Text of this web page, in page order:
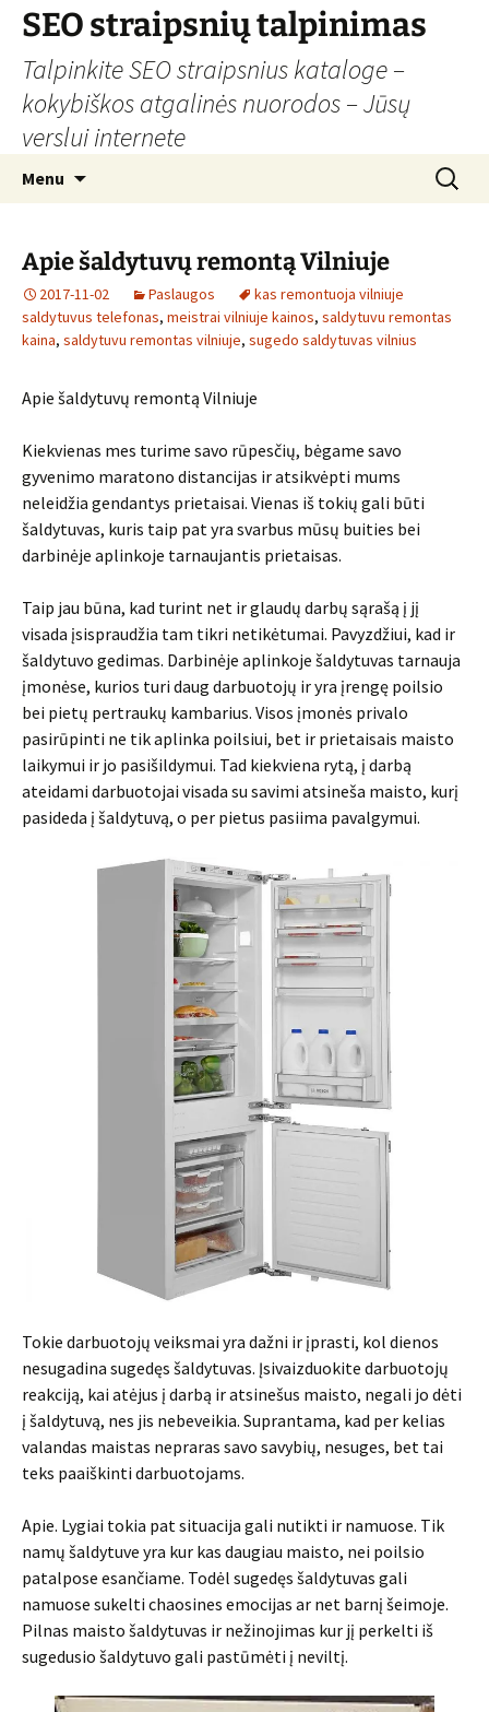
Skip
content
SEO straipsnių talpinimas
Talpinkite SEO straipsnius kataloge –
kokybiškos atgalinės nuorodos – Jūsų
verslui internete
Menu
Search
for:
Apie šaldytuvų remontą Vilniuje
2017-11-02 Paslaugos
kas remontuoja vilniuje
saldytuvus telefonas, meistrai vilniuje kainos, saldytuvu remontas
kaina, saldytuvu remontas vilniuje, sugedo saldytuvas vilnius
Apie šaldytuvų remontą Vilniuje
Kiekvienas mes turime savo rūpesčių, bėgame savo
gyvenimo maratono distancijas ir atsikvėpti mums
neleidžia gendantys prietaisai. Vienas iš tokių gali būti
šaldytuvas, kuris taip pat yra svarbus mūsų buities bei
darbinėje aplinkoje tarnaujantis prietaisas.
Taip jau būna, kad turint net ir glaudų darbų sąrašą į jį
visada įsispraudžia tam tikri netikėtumai. Pavyzdžiui, kad ir
šaldytuvo gedimas. Darbinėje aplinkoje šaldytuvas tarnauja
įmonėse, kurios turi daug darbuotojų ir yra įrengę poilsio
bei pietų pertraukų kambarius. Visos įmonės privalo
pasirūpinti ne tik aplinka poilsiui, bet ir prietaisais maisto
laikymui ir jo pasišildymui. Tad kiekviena rytą, į darbą
ateidami darbuotojai visada su savimi atsineša maisto, kurį
pasideda į šaldytuvą, o per pietus pasiima pavalgymui.
Tokie darbuotojų veiksmai yra dažni ir įprasti, kol dienos
nesugadina sugedęs šaldytuvas. Įsivaizduokite darbuotojų
reakciją, kai atėjus į darbą ir atsinešus maisto, negali jo dėti
į šaldytuvą, nes jis nebeveikia. Suprantama, kad per kelias
valandas maistas nepraras savo savybių, nesuges, bet tai
teks paaiškinti darbuotojams.
Apie. Lygiai tokia pat situacija gali nutikti ir namuose. Tik
namų šaldytuve yra kur kas daugiau maisto, nei poilsio
patalpose esančiame. Todėl sugedęs šaldytuvas gali
namuose sukelti chaosines emocijas ar net barnį šeimoje.
Pilnas maisto šaldytuvas ir nežinojimas kur jį perkelti iš
sugedusio šaldytuvo gali pastūmėti į neviltį.